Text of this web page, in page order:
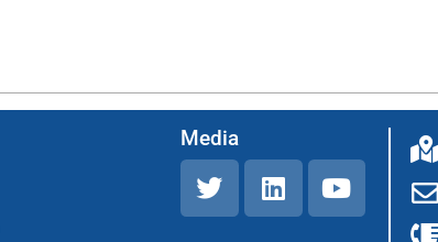
Media